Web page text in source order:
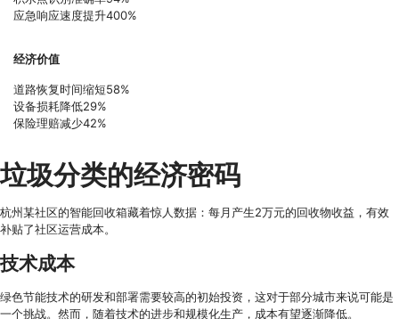
应急响应速度提升400%
经济价值
道路恢复时间缩短58%
设备损耗降低29%
保险理赔减少42%
垃圾分类的经济密码
杭州某社区的智能回收箱藏着惊人数据：每月产生2万元的回收物收益，有效
补贴了社区运营成本。
技术成本
绿色节能技术的研发和部署需要较高的初始投资，这对于部分城市来说可能是
一个挑战。然而，随着技术的进步和规模化生产，成本有望逐渐降低。